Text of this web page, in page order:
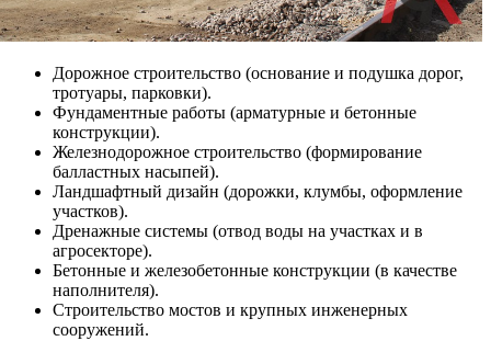
Дорожное строительство (основание и подушка дорог,
тротуары, парковки).
Фундаментные работы (арматурные и бетонные
конструкции).
Железнодорожное строительство (формирование
балластных насыпей).
Ландшафтный дизайн (дорожки, клумбы, оформление
участков).
Дренажные системы (отвод воды на участках и в
агросекторе).
Бетонные и железобетонные конструкции (в качестве
наполнителя).
Строительство мостов и крупных инженерных
сооружений.